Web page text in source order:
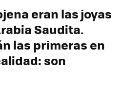
eran las joyas
Saudita.
las primeras en
son